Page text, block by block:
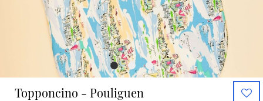
Topponcino - Pouliguen